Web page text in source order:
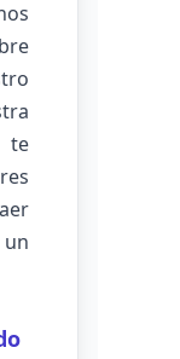
te